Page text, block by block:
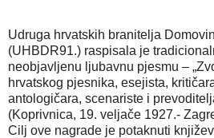
Udruga hrvatskih branitelja
(UHBDR91.) raspisala je
neobjavljenu ljubavnu pjesmu –
hrvatskog pjesnika, esejista,
antologičara, scenariste i
(Koprivnica, 19. veljače 1927.-
Cilj ove nagrade je potaknuti